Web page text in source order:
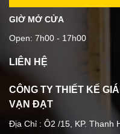
GIỜ MỞ CỬA
Open: 7h00 - 17h00
LIÊN HỆ
CÔNG TY THIẾT KẾ
VẠN ĐẠT
Địa Chỉ : Ô2 /15, KP. Thanh